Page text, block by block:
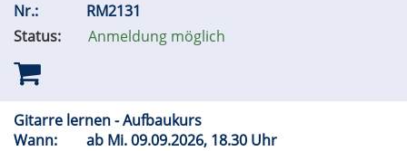
Nr.:
RM2131
Status:
Anmeldung möglich
Gitarre lernen - Aufbaukurs
Wann:
ab Mi.09.09.2026, 18.30 Uhr